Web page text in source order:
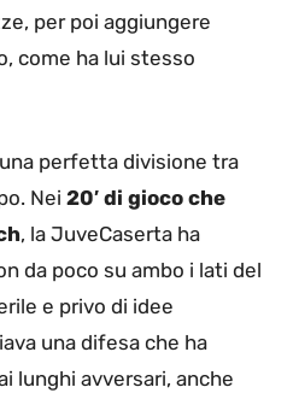
per poi aggiungere
come ha lui stesso
perfetta divisione tra
Nei 20′ di gioco che
, la JuveCaserta ha
da poco su ambo i lati del
e privo di idee
una difesa che ha
lunghi avversari, anche